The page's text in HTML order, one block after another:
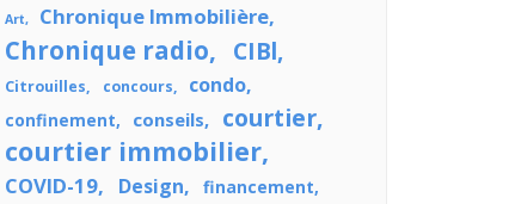
Art
Chronique Immobilière
Chronique radio CIBl
Citrouilles concours condo
confinement conseils courtier
courtier immobilier
COVID-19 Design financement